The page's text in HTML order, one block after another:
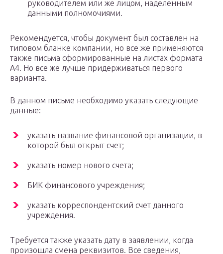
руководителем или же лицом, наделенным
данными полномочиями.
Рекомендуется, чтобы документ был составлен на
типовом бланке компании, но все же применяются
также письма сформированные на листах формата
А4. Но все же лучше придерживаться первого
варианта.
В данном письме необходимо указать следующие
данные:
указать название финансовой организации, в
которой был открыт счет;
указать номер нового счета;
БИК финансового учреждения;
указать корреспондентский счет данного
учреждения.
Требуется также указать дату в заявлении, когда
произошла смена реквизитов. Все сведения,